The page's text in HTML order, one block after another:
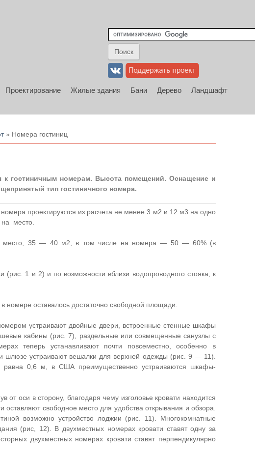
Проектирование Жилые здания Бани Дерево
Ландшафт
» Номера гостиниц
к гостиничным номерам. Высота помещений. Оснащение и
тип гостиничного номера.
проектируются из расчета не менее 3 м2 и 12 м3 на одно
место.
место, 35 — 40 м2, в том числе на номера — 50 — 60% (в
(рис. 1 и 2) и по возможности вблизи водопроводного стояка, к
номере оставалось достаточно свободной площади.
устраивают двойные двери, встроенные стенные шкафы
кабины (рис. 7), раздельные или совмещенные санузлы с
теперь устанавливают почти повсеместно, особенно в
шлюзе устраивают вешалки для верхней одежды (рис. 9 — 11).
0,6 м, в США преимущественно устраиваются шкафы-
от оси в сторону, благодаря чему изголовье кровати находится
свободное место для удобства открывания и обзора.
возможно устройство лоджии (рис. 11). Многокомнатные
(рис, 12). В двухместных номерах кровати ставят одну за
двухместных номерах кровати ставят перпендикулярно